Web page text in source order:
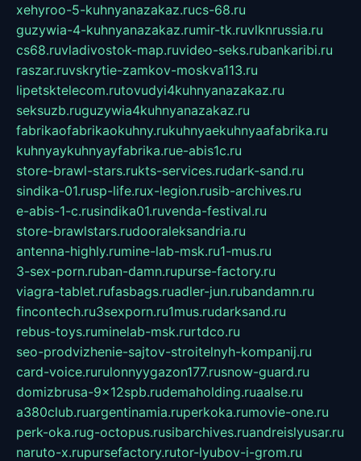
xehyroo-5-kuhnyanazakaz.rucs-68.ru
guzywia-4-kuhnyanazakaz.rumir-tk.ruvlknrussia.ru
cs68.ruvladivostok-map.ruvideo-seks.rubankaribi.ru
raszar.ruvskrytie-zamkov-moskva113.ru
lipetsktelecom.rutovudyi4kuhnyanazakaz.ru
seksuzb.ruguzywia4kuhnyanazakaz.ru
fabrikaofabrikaokuhny.rukuhnyaekuhnyaafabrika.ru
kuhnyaykuhnyayfabrika.rue-abis1c.ru
store-brawl-stars.rukts-services.rudark-sand.ru
sindika-01.rusp-life.rux-legion.rusib-archives.ru
e-abis-1-c.rusindika01.ruvenda-festival.ru
store-brawlstars.rudooraleksandria.ru
antenna-highly.rumine-lab-msk.ru1-mus.ru
3-sex-porn.ruban-damn.rupurse-factory.ru
viagra-tablet.rufasbags.ruadler-jun.rubandamn.ru
fincontech.ru3sexporn.ru1mus.rudarksand.ru
rebus-toys.ruminelab-msk.rurtdco.ru
seo-prodvizhenie-sajtov-stroitelnyh-kompanij.ru
card-voice.rurulonnyygazon177.rusnow-guard.ru
domizbrusa-9x12spb.rudemaholding.ruaalse.ru
a380club.ruargentinamia.ruperkoka.rumovie-one.ru
perk-oka.rug-octopus.rusibarchives.ruandreislyusar.ru
naruto-x.rupursefactory.rutor-lyubov-i-grom.ru